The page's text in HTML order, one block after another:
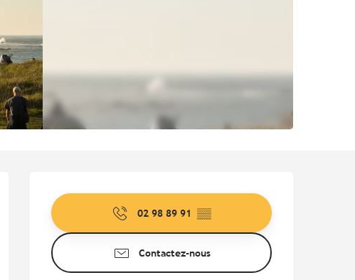
Ouverture et coordonnées
02 98 89 91 ▒▒
Contactez-nous